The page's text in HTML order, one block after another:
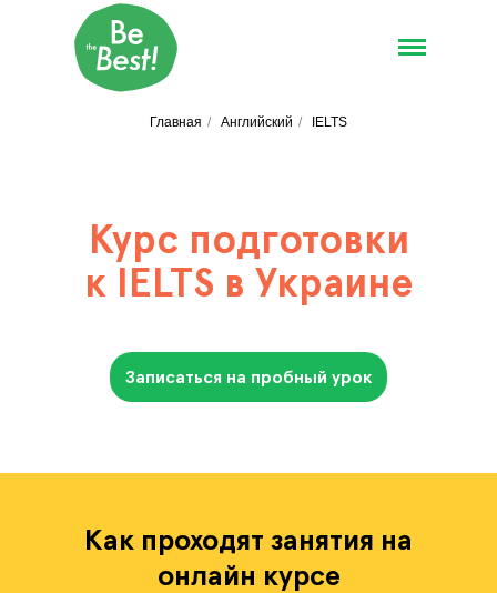
Главная / Английский / IELTS
Курс подготовки
к IELTS в Украине
Записаться на пробный урок
Как проходят занятия на
онлайн курсе